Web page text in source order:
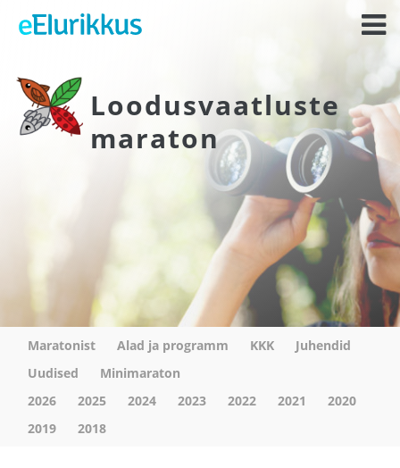
Loodusvaatluste
maraton
Maratonist Alad ja programm KKK
Juhendid
Uudised
Minimaraton
2026
2025 2024 2023 2022 2021
2020
2019
2018